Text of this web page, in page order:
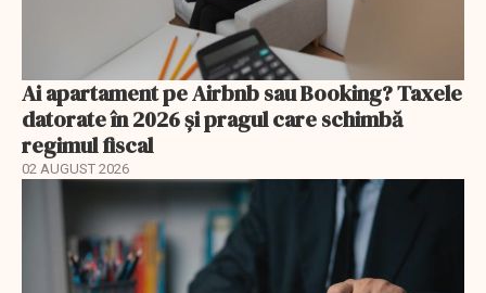
Ai apartament pe Airbnb sau Booking? Taxele
datorate în 2026 și pragul care schimbă
regimul fiscal
02 AUGUST 2026